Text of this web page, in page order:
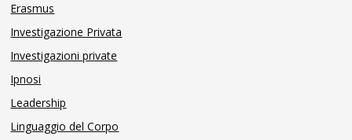
Erasmus
Investigazione Privata
Investigazioni private
Ipnosi
Leadership
Linguaggio del Corpo